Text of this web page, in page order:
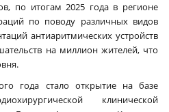
по итогам 2025 года в регионе
по поводу различных видов
антиаритмических устройств
на миллион жителей, что
года стало открытие на базе
клинической